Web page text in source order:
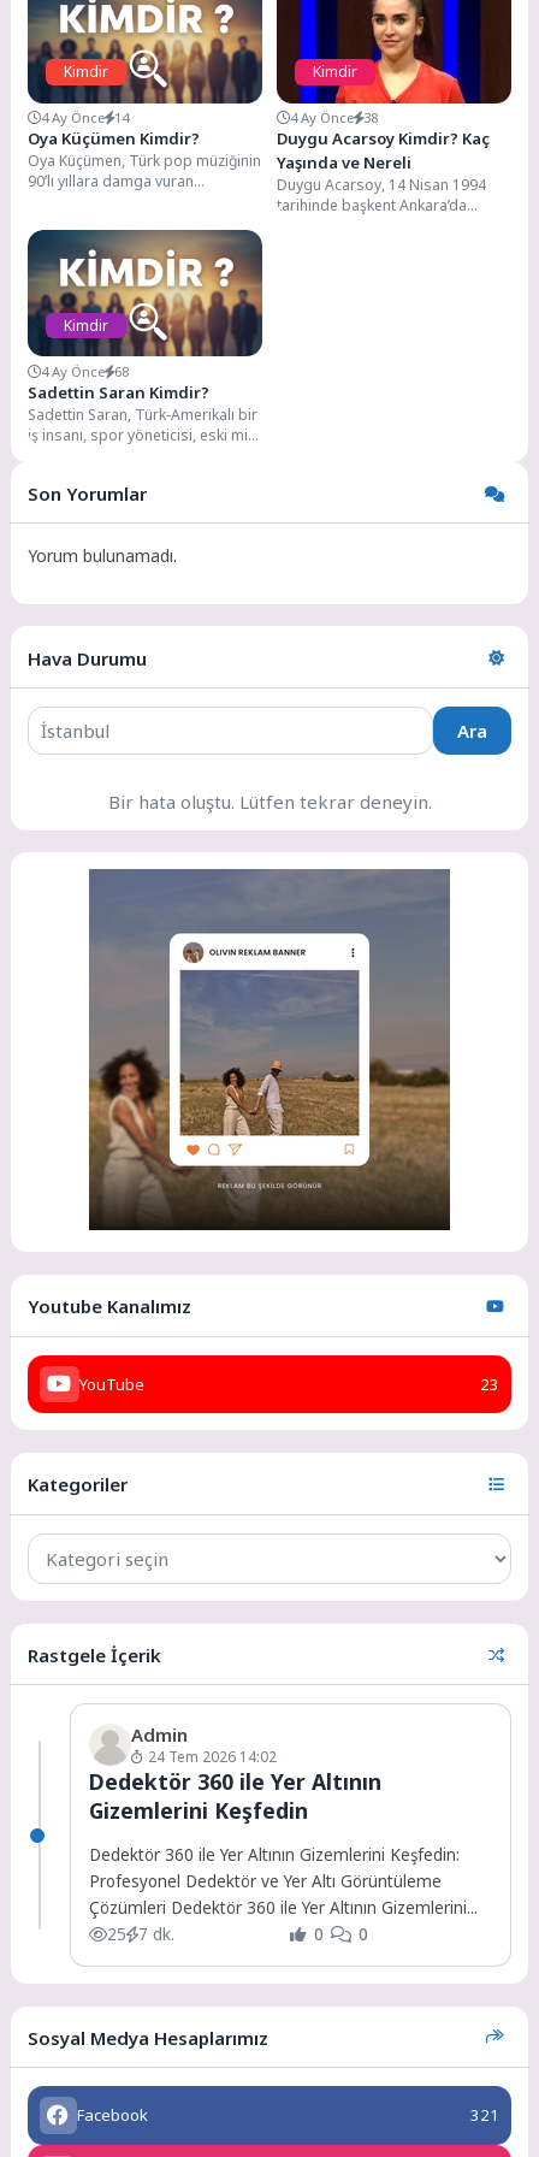
Kimdir
4 Ay Önce 14
Oya Küçümen Kimdir?
Oya Küçümen, Türk pop müziğinin
90’lı yıllara damga vuran
Kimdir
4 Ay Önce 38
Duygu Acarsoy Kimdir? Kaç
Yaşında ve Nereli
Duygu Acarsoy, 14 Nisan 1994
tarihinde başkent Ankara’da
Kimdir
4 Ay Önce 68
Sadettin Saran Kimdir?
Sadettin Saran, Türk-Amerikalı bir
iş insanı, spor yöneticisi, eski milli
Son Yorumlar
Yorum bulunamadı.
Hava Durumu
Ara
Bir hata oluştu. Lütfen tekrar deneyin.
Youtube Kanalımız
YouTube 23
Kategoriler
Rastgele İçerik
Admin
24 Tem 2026 14:02
Dedektör 360 ile Yer Altının
Gizemlerini Keşfedin
Dedektör 360 ile Yer Altının Gizemlerini Keşfedin:
Profesyonel Dedektör ve Yer Altı Görüntüleme
Çözümleri Dedektör 360 ile Yer Altının Gizemlerini...
25
7 dk. 0 0
Sosyal Medya Hesaplarımız
Facebook 321